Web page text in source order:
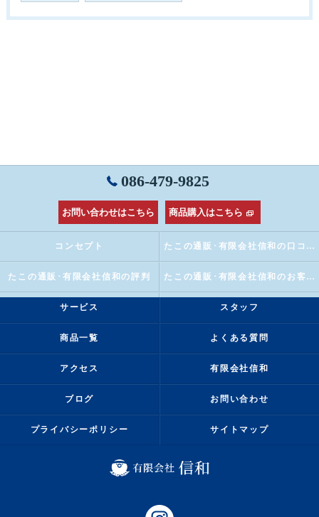
086-479-9825
お問い合わせはこちら 商品購入はこちら
コンセプト たこの通販･有限会社信和の口コミ情報
たこの通販･有限会社信和の評判 たこの通販･有限会社信和のお客様の声
サービス スタッフ
商品一覧 よくある質問
アクセス 有限会社信和
ブログ お問い合わせ
プライバシーポリシー サイトマップ